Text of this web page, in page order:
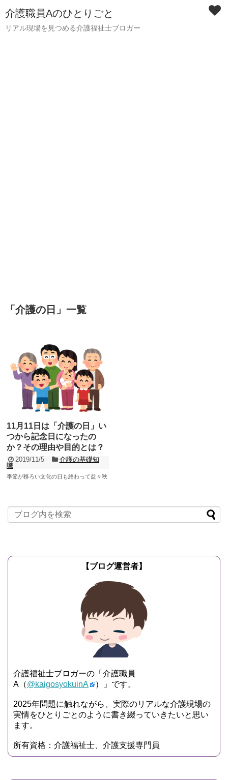
介護職員Aのひとりごと
リアル現場を見つめる介護福祉士ブロガー
「 介護の日 」 一覧
11月11日は「介護の日」い
つから記念日になったの
か？その理由や目的とは？
2019/11/5
介護の基礎知
識
季節が移ろい文化の日も終わって益々秋
記事を読む
【ブログ運営者】
介護福祉士ブロガーの「介護職員
A（@kaigosyokuinA ）」です。
2025年問題に触れながら、実際のリアルな介護現場の
実情をひとりごとのように書き綴っていきたいと思い
ます。
所有資格：介護福祉士、介護支援専門員